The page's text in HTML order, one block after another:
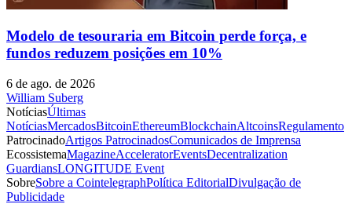
Modelo de tesouraria em Bitcoin perde força, e
fundos reduzem posições em 10%
6 de ago. de 2026
William Suberg
NotíciasÚltimas
NotíciasMercadosBitcoinEthereumBlockchainAltcoinsRegulamento
PatrocinadoArtigos PatrocinadosComunicados de Imprensa
EcossistemaMagazineAcceleratorEventsDecentralization
GuardiansLONGITUDE Event
SobreSobre a CointelegraphPolítica EditorialDivulgação de
Publicidade